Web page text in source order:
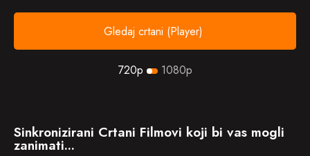
Gledaj crtani (Player)
720p 1080p
Sinkronizirani Crtani Filmovi koji bi vas mogli
zanimati...